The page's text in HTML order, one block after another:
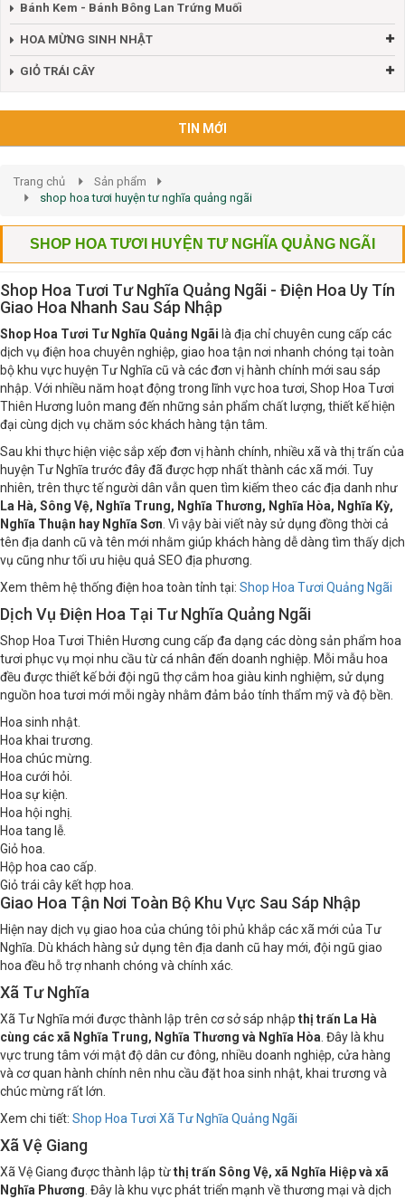
Bánh Kem - Bánh Bông Lan Trứng Muối
HOA MỪNG SINH NHẬT
GIỎ TRÁI CÂY
TIN MỚI
Trang chủ
Sản phẩm
shop hoa tươi huyện tư nghĩa quảng ngãi
SHOP HOA TƯƠI HUYỆN TƯ NGHĨA QUẢNG NGÃI
Shop Hoa Tươi Tư Nghĩa Quảng Ngãi - Điện Hoa Uy Tín
Giao Hoa Nhanh Sau Sáp Nhập
Shop Hoa Tươi Tư Nghĩa Quảng Ngãi là địa chỉ chuyên cung cấp các
dịch vụ điện hoa chuyên nghiệp, giao hoa tận nơi nhanh chóng tại toàn
bộ khu vực huyện Tư Nghĩa cũ và các đơn vị hành chính mới sau sáp
nhập. Với nhiều năm hoạt động trong lĩnh vực hoa tươi, Shop Hoa Tươi
Thiên Hương luôn mang đến những sản phẩm chất lượng, thiết kế hiện
đại cùng dịch vụ chăm sóc khách hàng tận tâm.
Sau khi thực hiện việc sắp xếp đơn vị hành chính, nhiều xã và thị trấn của
huyện Tư Nghĩa trước đây đã được hợp nhất thành các xã mới. Tuy
nhiên, trên thực tế người dân vẫn quen tìm kiếm theo các địa danh như
La Hà, Sông Vệ, Nghĩa Trung, Nghĩa Thương, Nghĩa Hòa, Nghĩa Kỳ,
Nghĩa Thuận hay Nghĩa Sơn . Vì vậy bài viết này sử dụng đồng thời cả
tên địa danh cũ và tên mới nhằm giúp khách hàng dễ dàng tìm thấy dịch
vụ cũng như tối ưu hiệu quả SEO địa phương.
Xem thêm hệ thống điện hoa toàn tỉnh tại: Shop Hoa Tươi Quảng Ngãi
Dịch Vụ Điện Hoa Tại Tư Nghĩa Quảng Ngãi
Shop Hoa Tươi Thiên Hương cung cấp đa dạng các dòng sản phẩm hoa
tươi phục vụ mọi nhu cầu từ cá nhân đến doanh nghiệp. Mỗi mẫu hoa
đều được thiết kế bởi đội ngũ thợ cắm hoa giàu kinh nghiệm, sử dụng
nguồn hoa tươi mới mỗi ngày nhằm đảm bảo tính thẩm mỹ và độ bền.
Hoa sinh nhật.
Hoa khai trương.
Hoa chúc mừng.
Hoa cưới hỏi.
Hoa sự kiện.
Hoa hội nghị.
Hoa tang lễ.
Giỏ hoa.
Hộp hoa cao cấp.
Giỏ trái cây kết hợp hoa.
Giao Hoa Tận Nơi Toàn Bộ Khu Vực Sau Sáp Nhập
Hiện nay dịch vụ giao hoa của chúng tôi phủ khắp các xã mới của Tư
Nghĩa. Dù khách hàng sử dụng tên địa danh cũ hay mới, đội ngũ giao
hoa đều hỗ trợ nhanh chóng và chính xác.
Xã Tư Nghĩa
Xã Tư Nghĩa mới được thành lập trên cơ sở sáp nhập thị trấn La Hà
cùng các xã Nghĩa Trung, Nghĩa Thương và Nghĩa Hòa . Đây là khu
vực trung tâm với mật độ dân cư đông, nhiều doanh nghiệp, cửa hàng
và cơ quan hành chính nên nhu cầu đặt hoa sinh nhật, khai trương và
chúc mừng rất lớn.
Xem chi tiết: Shop Hoa Tươi Xã Tư Nghĩa Quảng Ngãi
Xã Vệ Giang
Xã Vệ Giang được thành lập từthị trấn Sông Vệ, xã Nghĩa Hiệp và xã
Nghĩa Phương . Đây là khu vực phát triển mạnh về thương mại và dịch